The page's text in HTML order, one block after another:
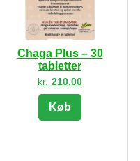
Chaga Plus – 30
tabletter
kr. 210,00
Køb